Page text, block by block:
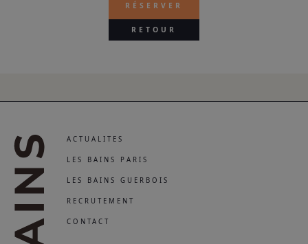
RÉSERVER
RETOUR
ACTUALITES
LES BAINS PARIS
LES BAINS GUERBOIS
RECRUTEMENT
CONTACT